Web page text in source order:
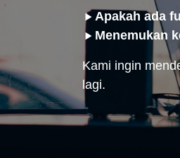
Apakah ada
Menemukan
Kami ingin
lagi.